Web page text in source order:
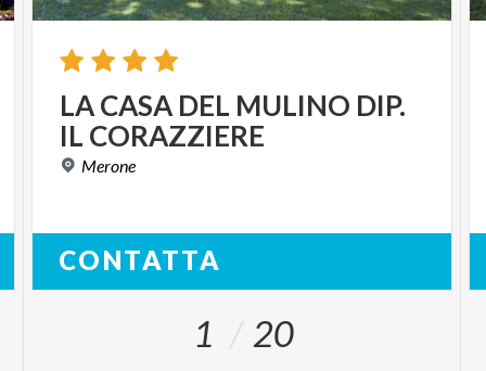
LACASA DEL MULINO DIP.
IL CORAZZIERE
Merone
CONTATTA
1 20